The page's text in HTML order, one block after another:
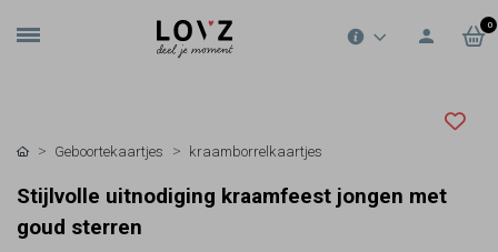
0
Geboortekaartjes kraamborrelkaartjes
Stijlvolle uitnodiging kraamfeest jongen met
goud sterren